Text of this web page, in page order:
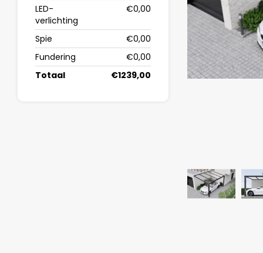
LED-
verlichting
€0,00
Spie
€0,00
Fundering
€0,00
Totaal
€1239,00